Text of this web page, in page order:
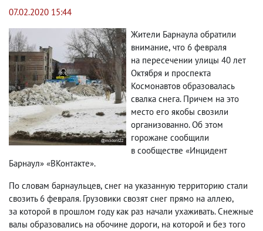
07.02.2020 15:44
Жители Барнаула обратили
внимание, что 6 февраля
на пересечении улицы 40 лет
Октября и проспекта
Космонавтов образовалась
свалка снега. Причем на это
место его якобы свозили
организованно. Об этом
горожане сообщили
в сообществе «Инцидент
Барнаул» «ВКонтакте».
По словам барнаульцев, снег на указанную территорию стали
свозить 6 февраля. Грузовики свозят снег прямо на аллею,
за которой в прошлом году как раз начали ухаживать. Снежные
валы образовались на обочине дороги, на которой и без того